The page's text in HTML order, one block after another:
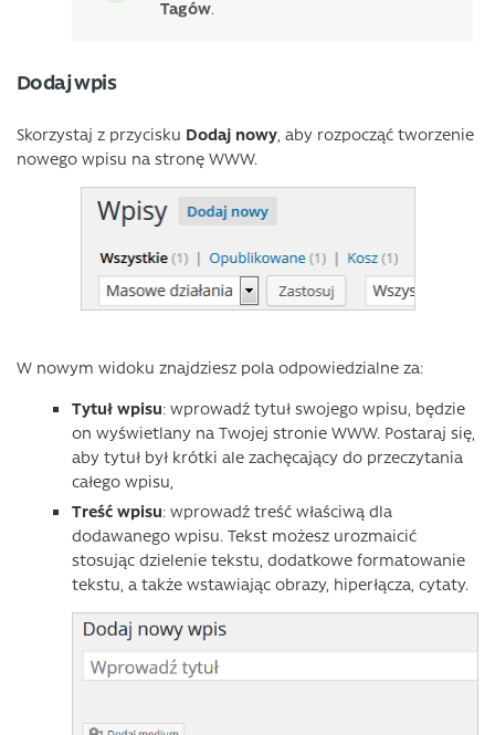
Tagów.
Dodaj wpis
Skorzystaj z przycisku Dodaj nowy, aby rozpocząć tworzenie
nowego wpisu na stronę WWW.
W nowym widoku znajdziesz pola odpowiedzialne za:
Tytuł wpisu: wprowadź tytuł swojego wpisu, będzie
on wyświetlany na Twojej stronie WWW. Postaraj się,
aby tytuł był krótki ale zachęcający do przeczytania
całego wpisu,
Treść wpisu: wprowadź treść właściwą dla
dodawanego wpisu. Tekst możesz urozmaicić
stosując dzielenie tekstu, dodatkowe formatowanie
tekstu, a także wstawiając obrazy, hiperłącza, cytaty.